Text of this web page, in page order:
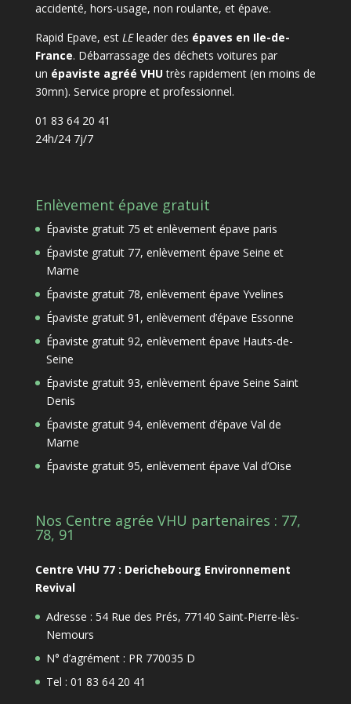
accidenté, hors-usage, non roulante, et épave.
Rapid Epave, est LEleader des épaves en Ile-de-
France. Débarrassage des déchets voitures par
un épaviste agréé VHUtrès rapidement (en moins de
30mn). Service propre et professionnel.
01 83 64 20 41
24h/24 7j/7
Enlèvement épave gratuit
Épaviste gratuit 75 et enlèvement épave paris
Épaviste gratuit 77, enlèvement épave Seine et
Marne
Épaviste gratuit 78, enlèvement épave Yvelines
Épaviste gratuit 91, enlèvement d’épave Essonne
Épaviste gratuit 92, enlèvement épave Hauts-de-
Seine
Épaviste gratuit 93, enlèvement épave Seine Saint
Denis
Épaviste gratuit 94, enlèvement d’épave Val de
Marne
Épaviste gratuit 95, enlèvement épave Val d’Oise
Nos Centre agrée VHU partenaires : 77,
78, 91
Centre VHU 77 : Derichebourg Environnement
Revival
Adresse : 54 Rue des Prés, 77140 Saint-Pierre-lès-
Nemours
N° d’agrément : PR 770035 D
Tel : 01 83 64 20 41